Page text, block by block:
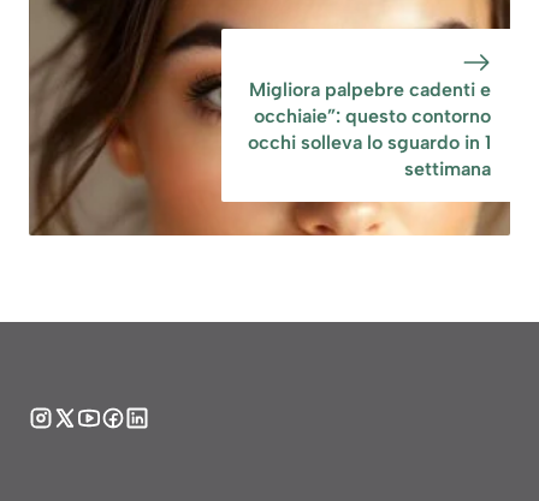
Migliora palpebre cadenti e
occhiaie”: questo contorno
occhi solleva lo sguardo in 1
settimana